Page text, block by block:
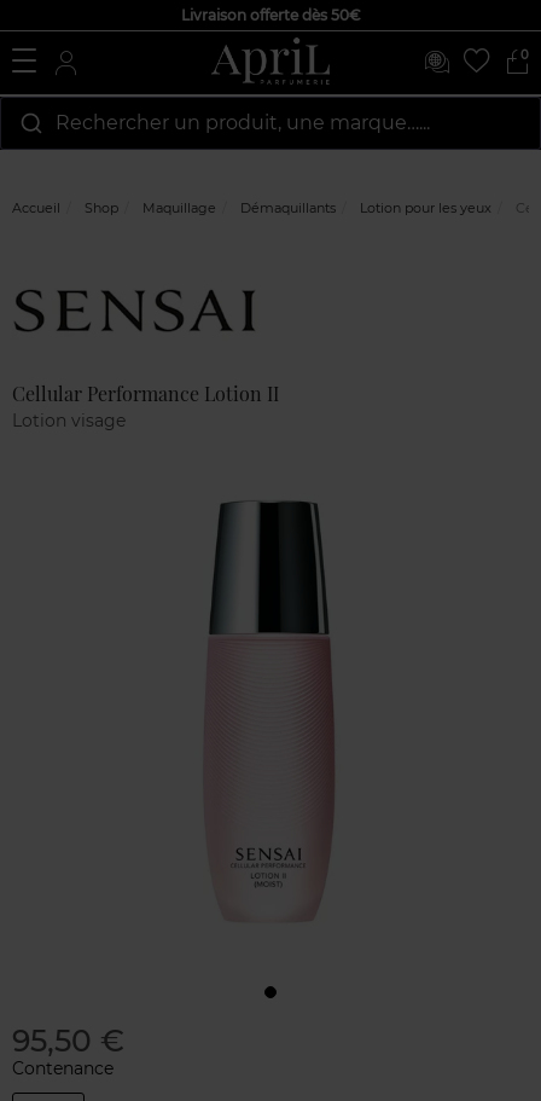
Livraison offerte dès 50€
0
Rechercher un produit, une marque…...
Accueil Shop Maquillage Démaquillants Lotion pour les yeux
Cellular Performance Lotion II
Lotion visage
95,50 €
Contenance